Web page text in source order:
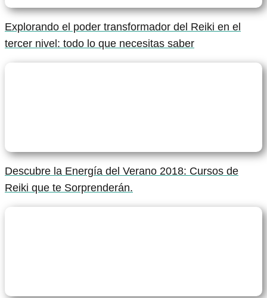
Explorando el poder transformador del Reiki en el
tercer nivel: todo lo que necesitas saber
Descubre la Energía del Verano 2018: Cursos de
Reiki que te Sorprenderán.